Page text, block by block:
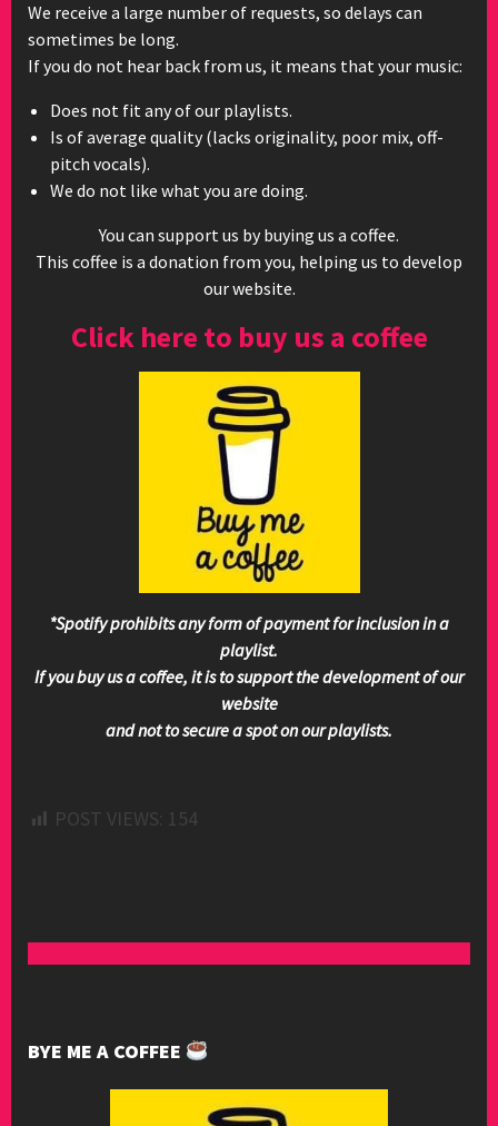
We receive a large number of requests, so delays can
sometimes be long.
If you do not hear back from us, it means that your music:
Does not fit any of our playlists.
Is of average quality (lacks originality, poor mix, off-
pitch vocals).
We do not like what you are doing.
You can support us by buying us a coffee.
This coffee is a donation from you, helping us to develop
our website.
Click here to buy us a coffee
*Spotify prohibits any form of payment for inclusion in a
playlist.
If you buy us a coffee, it is to support the development of our
website
and not to secure a spot on our playlists.
POST VIEWS: 154
BYE ME A COFFEE